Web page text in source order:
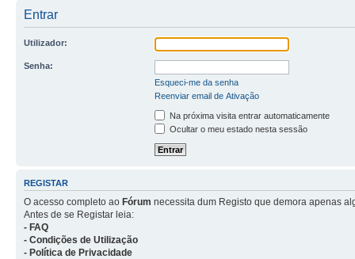
Entrar
Utilizador:
Senha:
Esqueci-me da senha
Reenviar email de Ativação
Na próxima visita entrar automaticamente
Ocultar o meu estado nesta sessão
REGISTAR
O acesso completo ao Fórum necessita dum Registo que demora apenas
Antes de se Registar leia:
- FAQ
- Condições de Utilização
- Política de Privacidade